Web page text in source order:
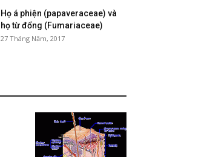
Họ á phiện (papaveraceae) và
họ từ đổng (Fumariaceae)
27 Tháng Năm, 2017